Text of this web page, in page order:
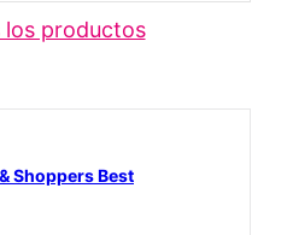
los productos
Shoppers Best